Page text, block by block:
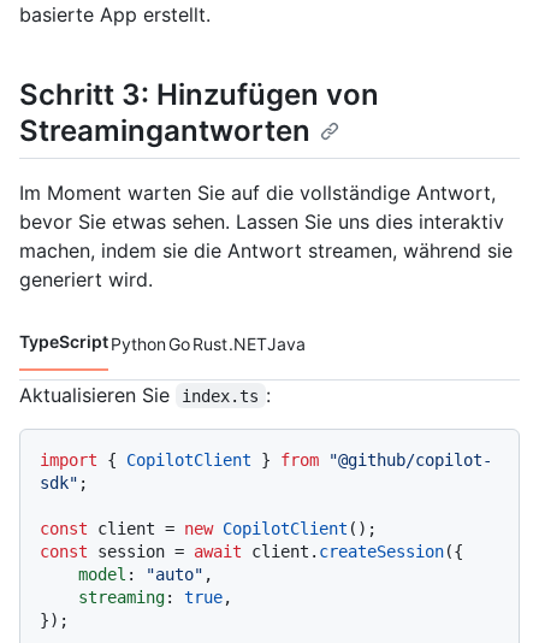
basierte App erstellt.
Schritt 3: Hinzufügen von
Streamingantworten
Im Moment warten Sie auf die vollständige Antwort,
bevor Sie etwas sehen. Lassen Sie uns dies interaktiv
machen, indem sie die Antwort streamen, während sie
generiert wird.
Codesprachen navigation
TypeScriptPythonGoRust.NETJava
Aktualisieren Sie index.ts :
import { CopilotClient } from
"@github/copilot-
sdk" ;
const client = new CopilotClient
const session = await client. createSession({
model : "auto" ,
streaming: true,
});